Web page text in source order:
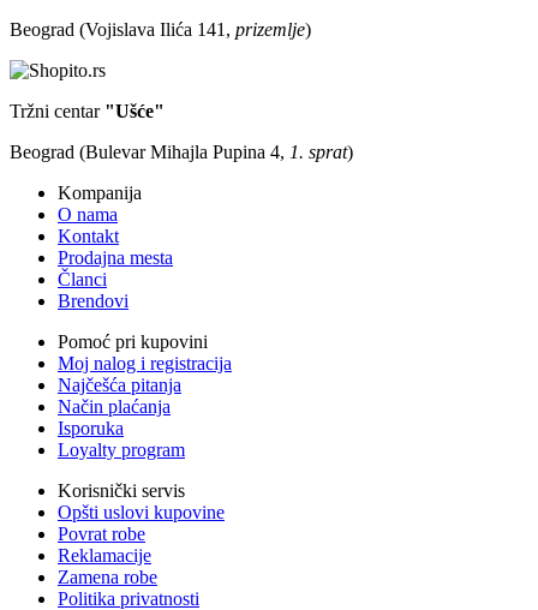
Beograd (Vojislava Ilića 141, prizemlje)
Tržni centar "Ušće"
Beograd (Bulevar Mihajla Pupina 4, 1. sprat)
Kompanija
O nama
Kontakt
Prodajna mesta
Članci
Brendovi
Pomoć pri kupovini
Moj nalog i registracija
Najčešća pitanja
Način plaćanja
Isporuka
Loyalty program
Korisnički servis
Opšti uslovi kupovine
Povrat robe
Reklamacije
Zamena robe
Politika privatnosti